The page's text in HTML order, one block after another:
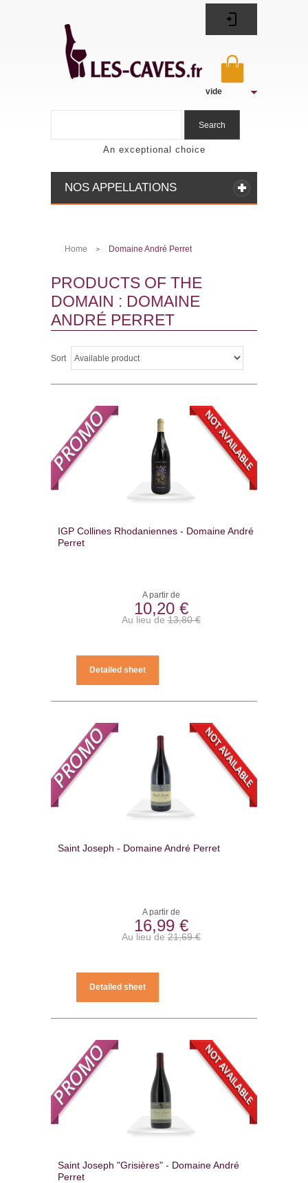
An exceptional choice
vide
NOS APPELLATIONS
Search
Home
Domaine André Perret
PRODUCTS OF THE
DOMAIN : DOMAINE
ANDRÉ PERRET
Sort
IGP Collines Rhodaniennes - Domaine André
Perret
A partir de
10,20 €
Au lieu de13,80 €
Detailed sheet
Saint Joseph - Domaine André Perret
A partir de
16,99 €
Au lieu de21,69 €
Detailed sheet
Saint Joseph "Grisières" - Domaine André
Perret